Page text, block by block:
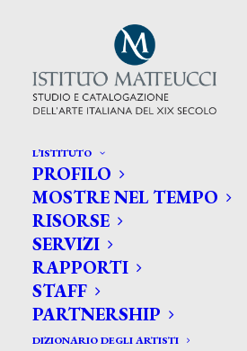
L’ISTITUTO
PROFILO
MOSTRE NEL TEMPO
RISORSE
SERVIZI
RAPPORTI
STAFF
PARTNERSHIP
DIZIONARIO DEGLI ARTISTI
CERCA TRA GLI ARTISTI:
Search
for: